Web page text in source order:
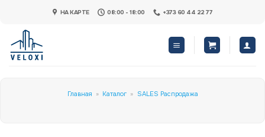
content
НА КАРТЕ 08:00 - 18:00 +373 60 44 22 77
Главная » Каталог » SALES Распродажа